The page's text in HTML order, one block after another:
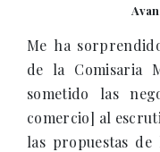
Me ha
de la Comisaria
sometido las
comercio] al
las propuestas